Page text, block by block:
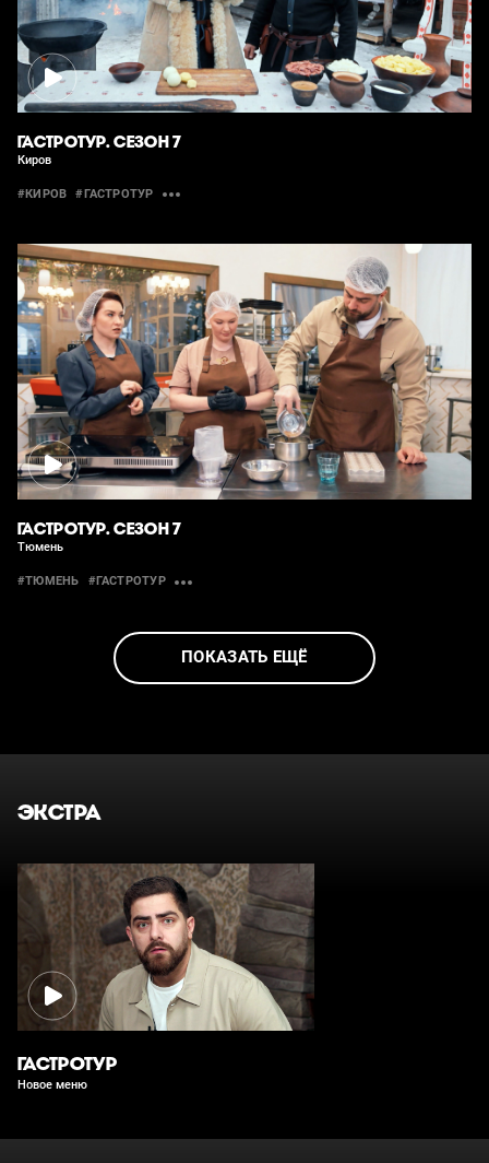
ГАСТРОТУР. СЕЗОН 7
Киров
#КИРОВ #ГАСТРОТУР
ГАСТРОТУР. СЕЗОН 7
Тюмень
#ТЮМЕНЬ #ГАСТРОТУР
ПОКАЗАТЬ ЕЩЁ
ЭКСТРА
ГАСТРОТУР
Новое меню